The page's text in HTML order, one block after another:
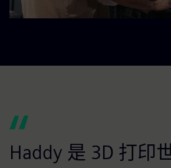
Haddy 是 3D 打印